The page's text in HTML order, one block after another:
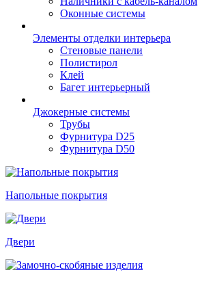
Оконные системы
Элементы отделки интерьера
Стеновые панели
Полистирол
Клей
Багет интерьерный
Джокерные системы
Трубы
Фурнитура D25
Фурнитура D50
Напольные покрытия
Двери